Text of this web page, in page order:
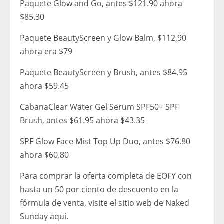
Paquete Glow and Go, antes $121.90 ahora
$85.30
Paquete BeautyScreen y Glow Balm, $112,90
ahora era $79
Paquete BeautyScreen y Brush, antes $84.95
ahora $59.45
CabanaClear Water Gel Serum SPF50+ SPF
Brush, antes $61.95 ahora $43.35
SPF Glow Face Mist Top Up Duo, antes $76.80
ahora $60.80
Para comprar la oferta completa de EOFY con
hasta un 50 por ciento de descuento en la
fórmula de venta, visite el sitio web de Naked
Sunday aquí.